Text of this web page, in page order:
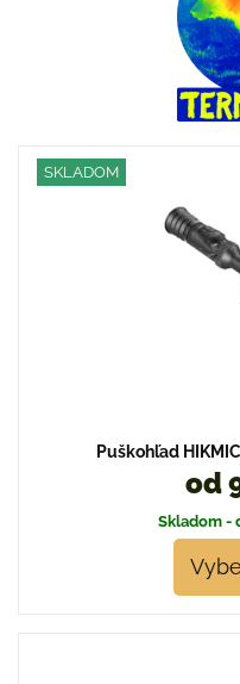
SKLADOM
Puškohľad
od
Skladom -